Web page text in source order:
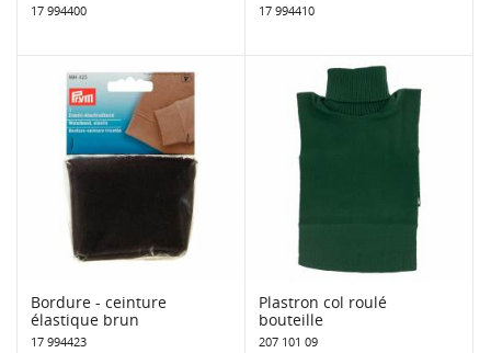
17 994400 17 994410
Bordure - ceinture
élastique brun
17 994423
Plastron col roulé
bouteille
207 101 09